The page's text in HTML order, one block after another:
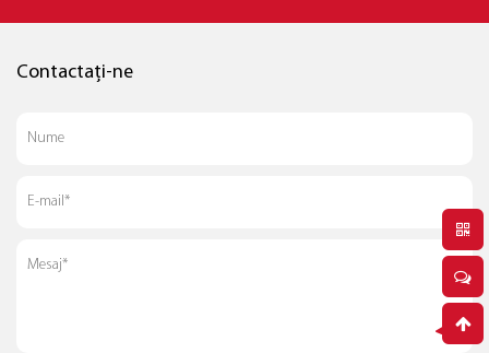
Contactați-ne